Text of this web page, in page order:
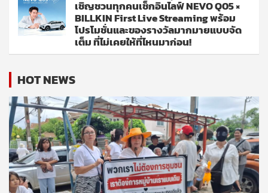
เชิญชวนทุกคนเช็กอินไลฟ์ NEVO Q05 ×
BILLKIN First Live Streaming พร้อม
โปรโมชั่นและของรางวัลมากมายแบบจัด
เต็ม ที่ไม่เคยให้ที่ไหนมาก่อน!
HOT NEWS